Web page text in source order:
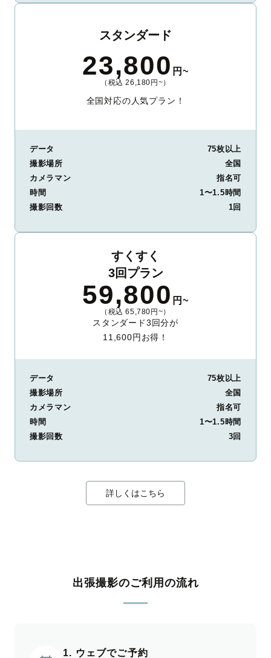
スタンダード
23,800 円~
（税込 26,180円~）
全国対応の人気プラン！
データ
75枚以上
撮影場所
全国
カメラマン
指名可
時間
1〜1.5時間
撮影回数
1回
すくすく
3回プラン
59,800 円~
（税込 65,780円~）
スタンダード3回分が
11,600円お得！
データ
75枚以上
撮影場所
全国
カメラマン
指名可
時間
1〜1.5時間
撮影回数
3回
詳しくはこちら
出張撮影のご利用の流れ
1. ウェブでご予約